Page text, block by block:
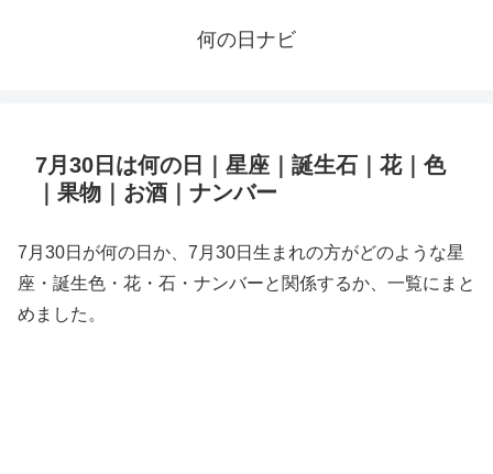
何の日ナビ
7月30日は何の日｜星座｜誕生石｜花｜色
｜果物｜お酒｜ナンバー
7月30日が何の日か、7月30日生まれの方がどのような星
座・誕生色・花・石・ナンバーと関係するか、一覧にまと
めました。